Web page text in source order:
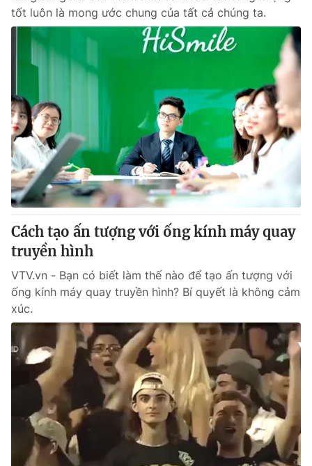
THỜI BÁO VTV
Cơ quan chủ quản:
Đài Truyền hình Việt Nam
Cơ quan báo chí:Thời báo VTV
Giấy phép hoạt động báo in và báo điện tử số 483/GP-BTTTT
cấp ngày 29/12/2023
Tổng Biên tập:Vũ Thanh Thủy
Phó Tổng Biên tập:Nguyễn Thị Mỹ Hạnh, Phạm Quốc Thắng,
Nguyễn Trọng Ninh
Tổng đài VTV:024.38 355 931 - 024.38 355 932
Ðiện thoại Thời báo VTV:024.66 897 897
Email:toasoan@vtv.vn
Liên hệ quảng cáo:
tốt luôn là mong ước chung của tất cả chúng ta.
Cách tạo ấn tượng với ống kính máy quay
truyền hình
VTV.vn - Bạn có biết làm thế nào để tạo ấn tượng với
ống kính máy quay truyền hình? Bí quyết là không cảm
xúc.